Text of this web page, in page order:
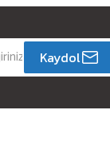
Kaydol